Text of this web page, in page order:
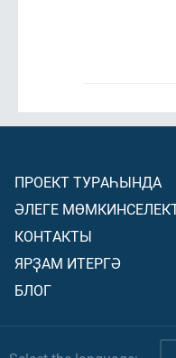
ПРОЕКТ ТУРАҺЫНДА
ӘЛЕГЕ
КОНТАКТЫ
ЯРҘАМ ИТЕРГӘ
БЛОГ